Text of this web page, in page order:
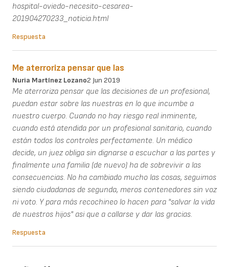
hospital-oviedo-necesito-cesarea-
201904270233_noticia.html
Respuesta
Me aterroriza pensar que las
Nuria Martínez Lozano2 Jun 2019
Me aterroriza pensar que las decisiones de un profesional,
puedan estar sobre las nuestras en lo que incumbe a
nuestro cuerpo. Cuando no hay riesgo real inminente,
cuando está atendida por un profesional sanitario, cuando
están todos los controles perfectamente. Un médico
decide, un juez obliga sin dignarse a escuchar a las partes y
finalmente una familia (de nuevo) ha de sobrevivir a las
consecuencias. No ha cambiado mucho las cosas, seguimos
siendo ciudadanas de segunda, meros contenedores sin voz
ni voto. Y para más recochineo lo hacen para "salvar la vida
de nuestros hijos" asi que a callarse y dar las gracias.
Respuesta